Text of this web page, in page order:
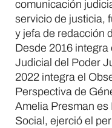
comunicación
servicio de justicia,
y jefa de redacción
Desde 2016
Judicial del Poder
2022 integra el
Perspectiva de
Amelia Presman
Social, ejerció el